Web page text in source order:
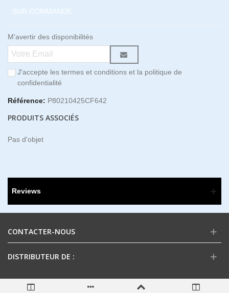
SUR COMMANDE
M'avertir des disponibilités
J'accepte les termes et conditions et la politique de
confidentialité
Référence: P80210425CF642
PRODUITS ASSOCIÉS
Pas d'objet
Reviews
CONTACTER-NOUS
DISTRIBUTEUR DE :